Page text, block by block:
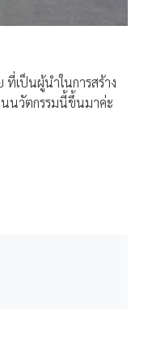
เป็นผู้นำในการสร้าง
นนวัตกรรมนี้ขึ้นมาค่ะ